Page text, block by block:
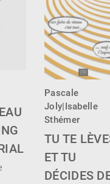
Pascale
Joly|Isabelle
Sthémer
TU TE
ET TU
DÉCIDES